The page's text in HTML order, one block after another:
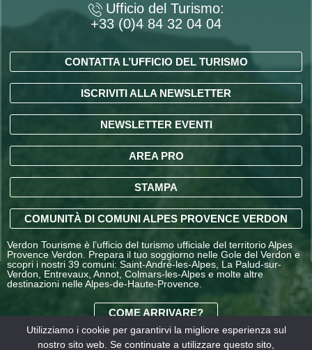
Ufficio del Turismo:
+33 (0)4 84 32 04 04
CONTATTA L’UFFICIO DEL TURISMO
ISCRIVITI ALLA NEWSLETTER
NEWSLETTER EVENTI
AREA PRO
STAMPA
COMUNITÀ DI COMUNI ALPES PROVENCE VERDON
Verdon Tourisme è l’ufficio del turismo ufficiale del territorio Alpes
Provence Verdon. Prepara il tuo soggiorno nelle Gole del Verdon e
scopri i nostri 39 comuni: Saint-André-les-Alpes, La Palud-sur-
Verdon, Entrevaux, Annot, Colmars-les-Alpes e molte altre
destinazioni nelle Alpes-de-Haute-Provence.
COME ARRIVARE?
Utilizziamo i cookie per garantirvi la migliore esperienza sul
nostro sito web. Se continuate a utilizzare questo sito,